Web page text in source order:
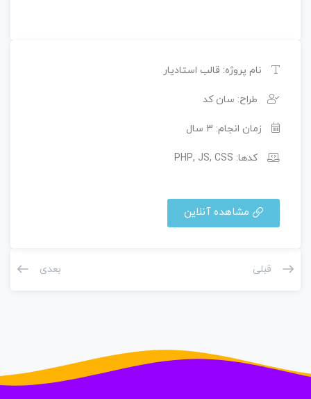
نام پروژه: قالب استادیار
طراح: سان کد
زمان انجام: 3 سال
کدها: PHP, JS, CSS
مشاهده آنلاین
قبلی